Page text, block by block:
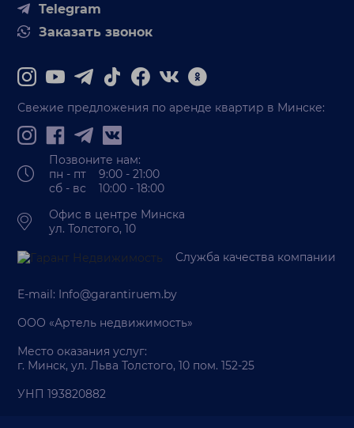
Telegram
Заказать звонок
Свежие предложения по аренде квартир в Минске:
Позвоните нам:
пн - пт 9:00 - 21:00
сб - вс 10:00 - 18:00
Офис в центре Минска
ул. Толстого, 10
Служба качества компании
E-mail: Info@garantiruem.by
ООО «Артель недвижимость»
Место оказания услуг:
г. Минск, ул. Льва Толстого, 10 пом. 152-25
УНП 193820882